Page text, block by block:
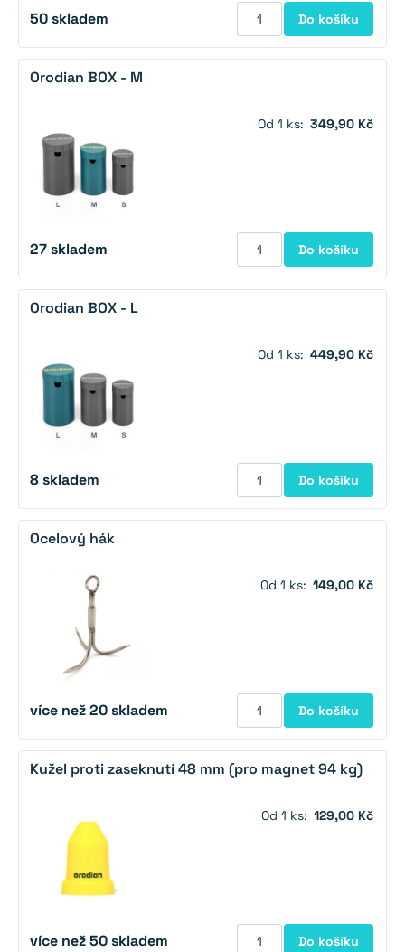
50skladem Do košíku
Orodian BOX - M
Od 1 ks: 349,90 Kč
27skladem Do košíku
Orodian BOX - L
Od 1 ks: 449,90 Kč
8skladem Do košíku
Ocelový hák
Od 1 ks: 149,00 Kč
více než 20 skladem Do košíku
Kužel proti zaseknutí 48 mm (pro magnet 94 kg)
Od 1 ks: 129,00 Kč
více než 50 skladem Do košíku